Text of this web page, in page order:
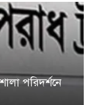
পরিদর্শনে